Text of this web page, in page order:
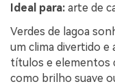
Ideal para: arte de
Verdes de lagoa
um clima divertido e
títulos e elementos
como brilho suave